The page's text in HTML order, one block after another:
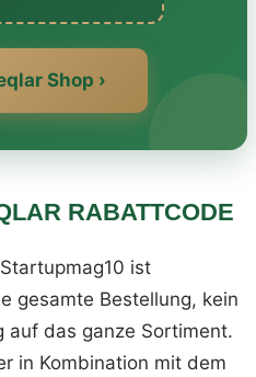
Shop ›
RABATTCODE
ist
gesamte Bestellung, kein
das ganze Sortiment.
in Kombination mit dem